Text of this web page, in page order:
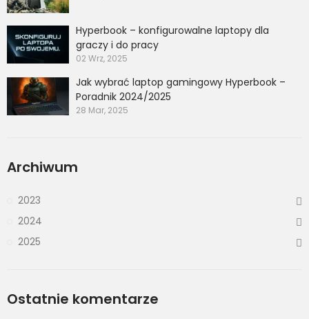
Hyperbook – konfigurowalne laptopy dla
graczy i do pracy
02 Wrz, 2025
Jak wybrać laptop gamingowy Hyperbook –
Poradnik 2024/2025
28 Mar, 2025
Archiwum
2023
2024
2025
Ostatnie komentarze